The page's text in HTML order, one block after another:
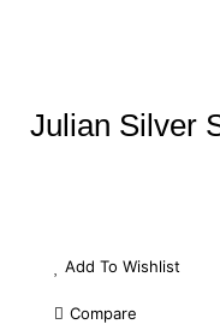
Julian Silver
Add To Wishlist
Compare